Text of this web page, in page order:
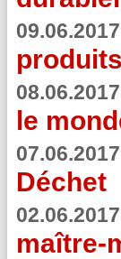
09.06.2017
08.06.2017
le
07.06.2017
Déchet
02.06.2017
maître-